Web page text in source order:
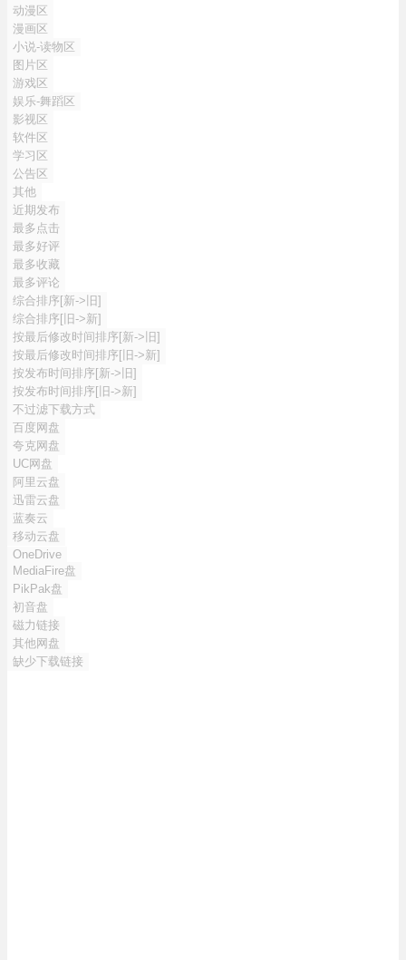
动漫区
漫画区
小说-读物区
图片区
游戏区
娱乐-舞蹈区
影视区
软件区
学习区
公告区
其他
近期发布
最多点击
最多好评
最多收藏
最多评论
综合排序[新->旧]
综合排序[旧->新]
按最后修改时间排序[新->旧]
按最后修改时间排序[旧->新]
按发布时间排序[新->旧]
按发布时间排序[旧->新]
不过滤下载方式
百度网盘
夸克网盘
UC网盘
阿里云盘
迅雷云盘
蓝奏云
移动云盘
OneDrive
MediaFire盘
PikPak盘
初音盘
磁力链接
其他网盘
缺少下载链接